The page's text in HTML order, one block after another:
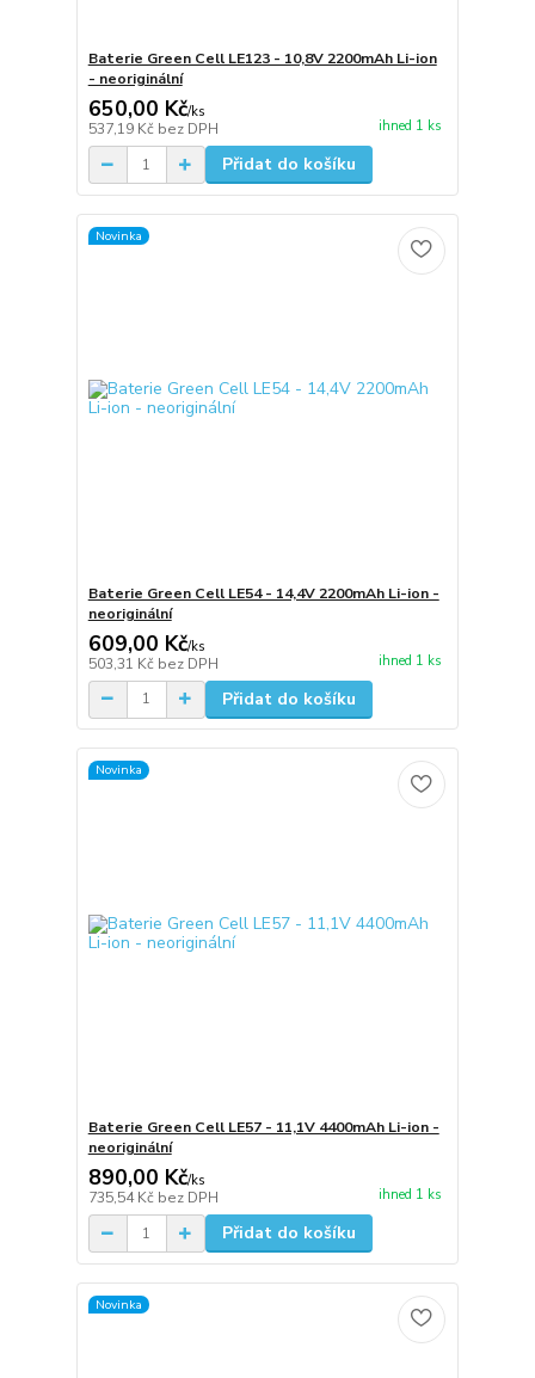
Baterie Green Cell LE123 - 10,8V 2200mAh Li-ion
- neoriginální
650,00 Kč/ks
537,19 Kč bez DPH ihned 1 ks
Přidat do košíku
Novinka
Baterie Green Cell LE54 - 14,4V 2200mAh Li-ion -
neoriginální
609,00 Kč/ks
503,31 Kč bez DPH ihned 1 ks
Přidat do košíku
Novinka
Baterie Green Cell LE57 - 11,1V 4400mAh Li-ion -
neoriginální
890,00 Kč/ks
735,54 Kč bez DPH ihned 1 ks
Přidat do košíku
Novinka